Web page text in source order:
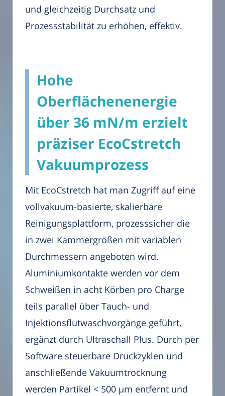
und gleichzeitig Durchsatz und
Prozessstabilität zu erhöhen, effektiv.
Hohe
Oberflächenenergie
über 36 mN/m erzielt
präziser EcoCstretch
Vakuumprozess
Mit EcoCstretch hat man Zugriff auf eine
vollvakuum-basierte, skalierbare
Reinigungsplattform, prozesssicher die
in zwei Kammergrößen mit variablen
Durchmessern angeboten wird.
Aluminiumkontakte werden vor dem
Schweißen in acht Körben pro Charge
teils parallel über Tauch- und
Injektionsflutwaschvorgänge geführt,
ergänzt durch Ultraschall Plus. Durch per
Software steuerbare Druckzyklen und
anschließende Vakuumtrocknung
werden Partikel < 500 µm entfernt und